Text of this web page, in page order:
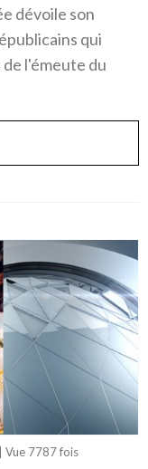
dévoile son
qui
l'émeute du
| Vue 7787 fois